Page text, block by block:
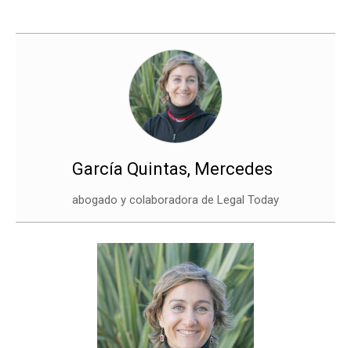
García Quintas, Mercedes
abogado y colaboradora de Legal Today